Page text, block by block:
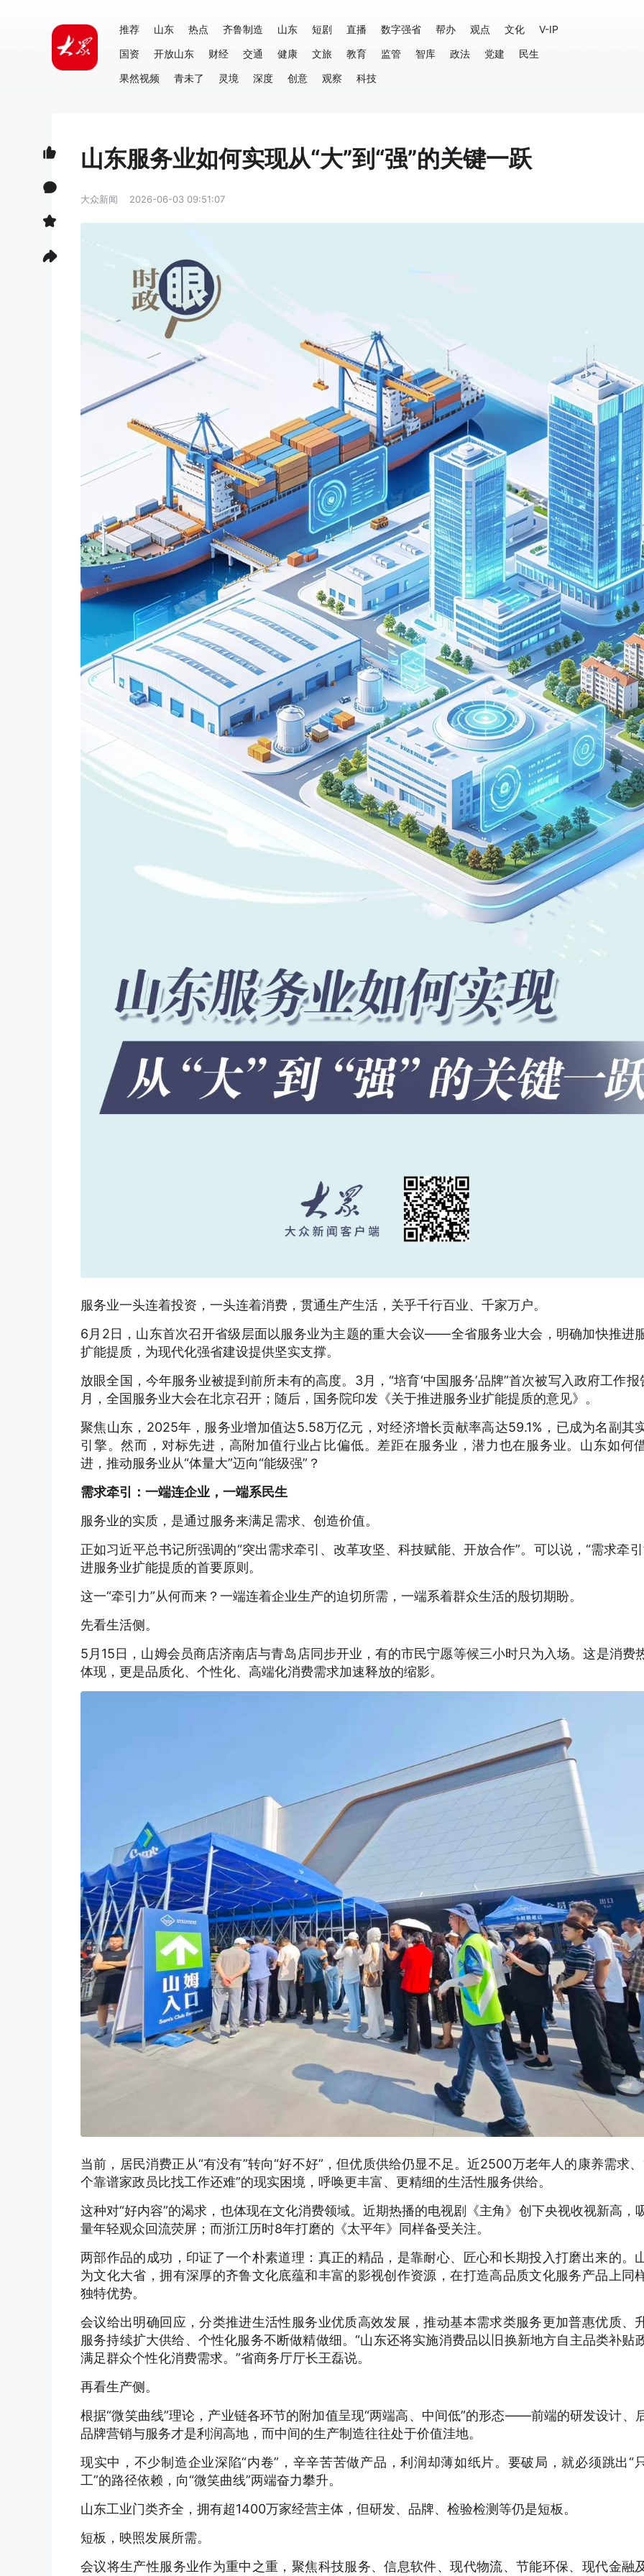
推荐 山东 热点 齐鲁制造 山东 短剧 直播 数字强省 帮办 观点 文化
V-IP
国资
开放山东 财经 交通 健康 文旅 教育 监管 智库 政法 党建
民生
果然视频
青未了 灵境 深度 创意 观察 科技
山东服务业如何实现从“大”到“强”的关键一跃
大众新闻 2026-06-03 09:51:07
服务业一头连着投资，一头连着消费，贯通生产生活，关乎千行百业、千家万户。
6月2日，山东首次召开省级层面以服务业为主题的重大会议——全省服务业大会，明确加快推进
扩能提质，为现代化强省建设提供坚实支撑。
放眼全国，今年服务业被提到前所未有的高度。3月，“培育‘中国服务’品牌”首次被写入政府工作
月，全国服务业大会在北京召开；随后，国务院印发《关于推进服务业扩能提质的意见》。
聚焦山东，2025年，服务业增加值达5.58万亿元，对经济增长贡献率高达59.1%，已成为名副其
引擎。然而，对标先进，高附加值行业占比偏低。差距在服务业，潜力也在服务业。山东如何
进，推动服务业从“体量大”迈向“能级强”？
需求牵引： 一端连企业，一端系民生
服务业的实质，是通过服务来满足需求、创造价值。
正如习近平总书记所强调的“突出需求牵引、改革攻坚、科技赋能、开放合作”。可以说，“需求牵
进服务业扩能提质的首要原则。
这一“牵引力”从何而来？一端连着企业生产的迫切所需，一端系着群众生活的殷切期盼。
先看生活侧。
5月15日，山姆会员商店济南店与青岛店同步开业，有的市民宁愿等候三小时只为入场。这是消费
体现，更是品质化、个性化、高端化消费需求加速释放的缩影。
当前，居民消费正从“有没有”转向“好不好”，但优质供给仍显不足。近2500万老年人的康养需求
个靠谱家政员比找工作还难”的现实困境，呼唤更丰富、更精细的生活性服务供给。
这种对“好内容”的渴求，也体现在文化消费领域。近期热播的电视剧《主角》创下央视收视新高，
量年轻观众回流荧屏；而浙江历时8年打磨的《太平年》同样备受关注。
两部作品的成功，印证了一个朴素道理：真正的精品，是靠耐心、匠心和长期投入打磨出来的。
为文化大省，拥有深厚的齐鲁文化底蕴和丰富的影视创作资源，在打造高品质文化服务产品上同
独特优势。
会议给出明确回应，分类推进生活性服务业优质高效发展，推动基本需求类服务更加普惠优质、
服务持续扩大供给、个性化服务不断做精做细。“山东还将实施消费品以旧换新地方自主品类补贴
满足群众个性化消费需求。”省商务厅厅长王磊说。
再看生产侧。
根据“微笑曲线”理论，产业链各环节的附加值呈现“两端高、中间低”的形态——前端的研发设计、
品牌营销与服务才是利润高地，而中间的生产制造往往处于价值洼地。
现实中，不少制造企业深陷“内卷”，辛辛苦苦做产品，利润却薄如纸片。要破局，就必须跳出“
工”的路径依赖，向“微笑曲线”两端奋力攀升。
山东工业门类齐全，拥有超1400万家经营主体，但研发、品牌、检验检测等仍是短板。
短板，映照发展所需。
会议将生产性服务业作为重中之重，聚焦科技服务、信息软件、现代物流、节能环保、现代金融